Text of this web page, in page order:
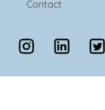
Contact